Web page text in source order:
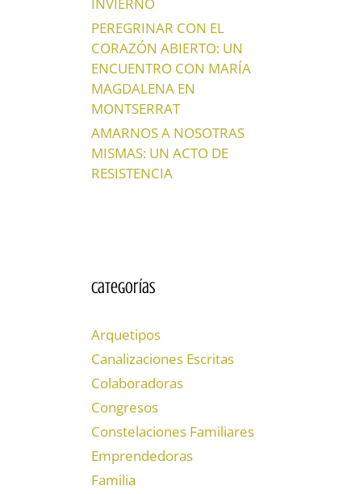
INVIERNO
PEREGRINAR CON EL
CORAZÓN ABIERTO: UN
ENCUENTRO CON MARÍA
MAGDALENA EN
MONTSERRAT
AMARNOS A NOSOTRAS
MISMAS: UN ACTO DE
RESISTENCIA
Categorías
Arquetipos
Canalizaciones Escritas
Colaboradoras
Congresos
Constelaciones Familiares
Emprendedoras
Familia